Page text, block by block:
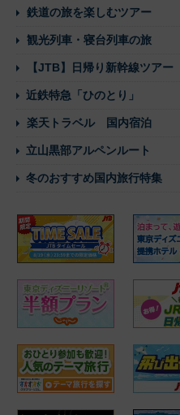
鉄道の旅を楽しむツアー
観光列車・寝台列車の旅
【JTB】日帰り新幹線ツアー
近鉄特急「ひのとり」
楽天トラベル 国内宿泊
立山黒部アルペンルート
冬のおすすめ国内旅行特集